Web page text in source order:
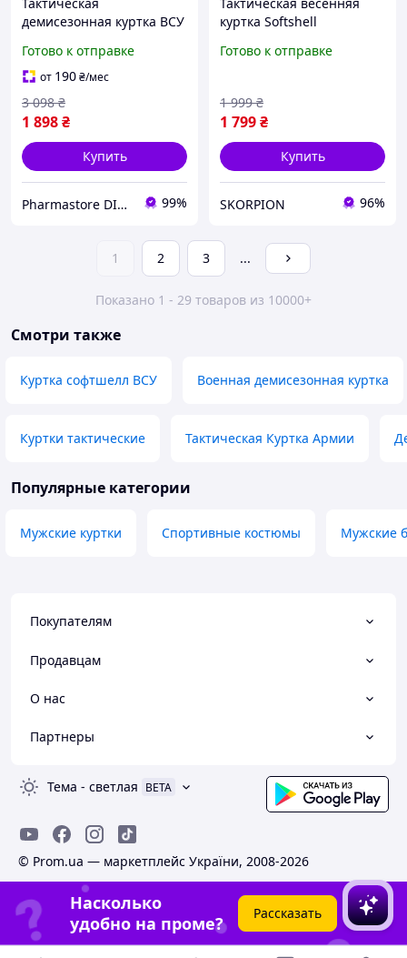
демисезонная куртка ВСУ
softshell multicam
софтшелл мультикам
армейская
Готово к отправке
от 190₴/мес
1 898₴
3 098 ₴
Купить
Pharmastore DISCOUNT 99%
куртка Softshell
лето,военная мужская
зсу,песочная куртка
Готово к отправке
1 799₴
1 999 ₴
Купить
SKORPION 96%
1 2 3 ...
Показано 1 - 29 товаров из 10000+
Смотри также
Куртка софтшелл ВСУ Военная демисезонная куртка
Куртки тактические Тактическая Куртка Армии
Популярные категории
Мужские куртки Спортивные костюмы Мужские
Покупателям
Продавцам
О нас
Партнеры
Тема - светлая BETA
© Prom.ua — маркетплейс України, 2008-2026
Насколько
удобно на проме?
Рассказать